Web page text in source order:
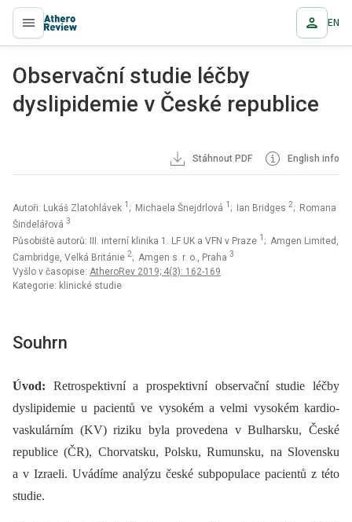
proLékaře.cz EN
Observační studie léčby
dyslipidemie v České republice
Stáhnout PDF English info
Autoři: Lukáš Zlatohlávek 1 ; Michaela Šnejdrlová 1 ; Ian Bridges 2; Romana
Šindelářová 3
Působiště autorů: III. interní klinika 1. LF UK a VFN v Praze 1 ; Amgen Limited,
Cambridge, Velká Británie 2; Amgen s. r. o., Praha 3
Vyšlo v časopise: AtheroRev 2019; 4(3): 162-169
Kategorie: klinické studie
Souhrn
Úvod: Retrospektivní a prospektivní observační studie léčby
dyslipidemie u pacientů ve vysokém a velmi vysokém kardio­
vaskulárním (KV) riziku byla provedena v Bulharsku, České
republice (ČR), Chorvatsku, Polsku, Rumunsku, na Slovensku
a v Izraeli. Uvádíme analýzu české subpopulace pacientů z této
studie.